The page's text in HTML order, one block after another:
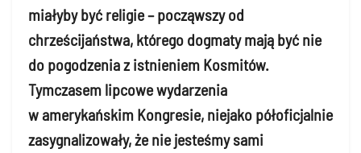
miałyby być religie – począwszy od
chrześcijaństwa, którego dogmaty mają być nie
do pogodzenia z istnieniem Kosmitów.
Tymczasem lipcowe wydarzenia
w amerykańskim Kongresie, niejako półoficjalnie
zasygnalizowały, że nie jesteśmy sami